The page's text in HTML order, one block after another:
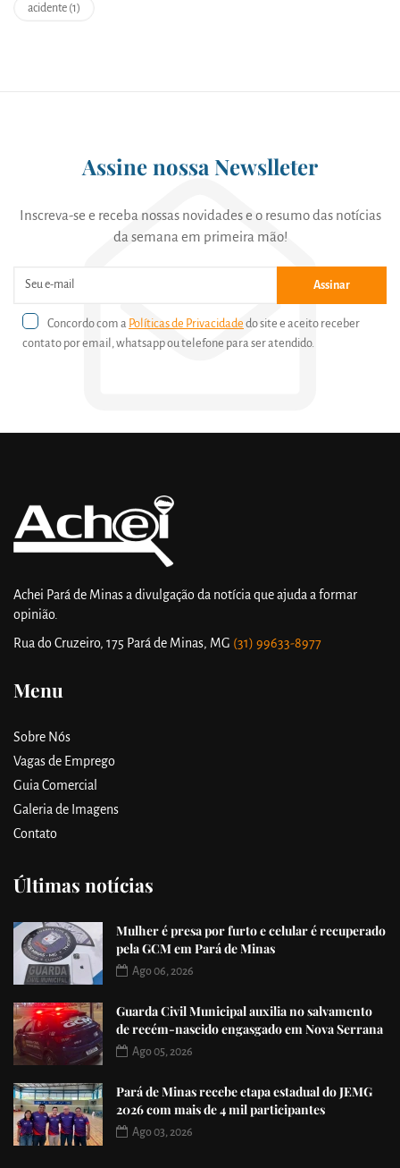
acidente (1)
Assine nossa Newslleter
Inscreva-se e receba nossas novidades e o resumo das notícias
da semana em primeira mão!
Assinar
Concordo com a Políticas de Privacidade do site e aceito receber
contato por email, whatsapp ou telefone para ser atendido.
Achei Pará de Minas a divulgação da notícia que ajuda a formar
opinião.
Rua do Cruzeiro, 175 Pará de Minas, MG (31) 99633-8977
Menu
Sobre Nós
Vagas de Emprego
Guia Comercial
Galeria de Imagens
Contato
Últimas notícias
Mulher é presa por furto e celular é recuperado
pela GCM em Pará de Minas
Ago 06, 2026
Guarda Civil Municipal auxilia no salvamento
de recém-nascido engasgado em Nova Serrana
Ago 05, 2026
Pará de Minas recebe etapa estadual do JEMG
2026 com mais de 4 mil participantes
Ago 03, 2026